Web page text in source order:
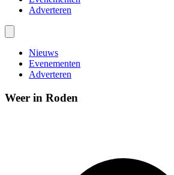
Adverteren
Nieuws
Evenementen
Adverteren
Weer in Roden